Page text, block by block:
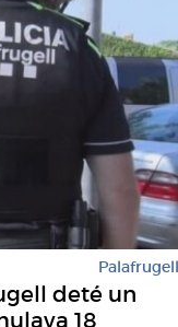
Palafrugell
deté un
18